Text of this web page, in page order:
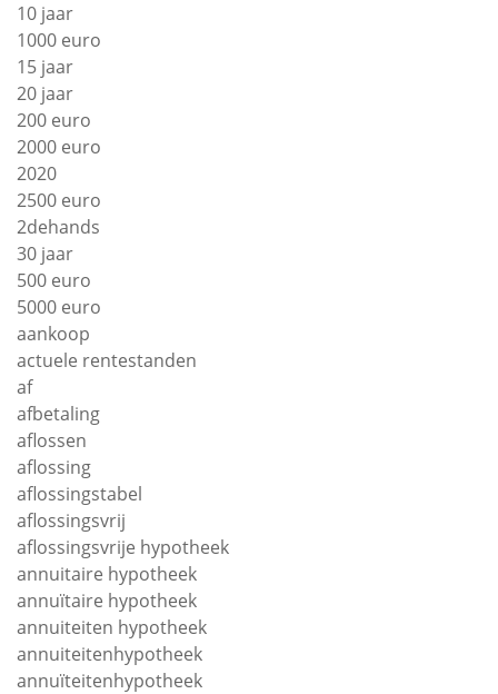
10 jaar
1000 euro
15 jaar
20 jaar
200 euro
2000 euro
2020
2500 euro
2dehands
30 jaar
500 euro
5000 euro
aankoop
actuele rentestanden
af
afbetaling
aflossen
aflossing
aflossingstabel
aflossingsvrij
aflossingsvrije hypotheek
annuitaire hypotheek
annuïtaire hypotheek
annuiteiten hypotheek
annuiteitenhypotheek
annuïteitenhypotheek